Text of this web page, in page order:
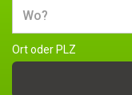
Ort oder PLZ